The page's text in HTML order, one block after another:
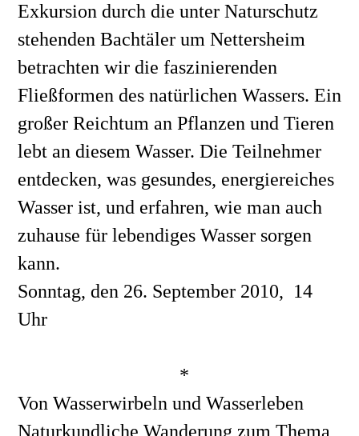
Exkursion durch die unter Naturschutz
stehenden Bachtäler um Nettersheim
betrachten wir die faszinierenden
Fließformen des natürlichen Wassers. Ein
großer Reichtum an Pflanzen und Tieren
lebt an diesem Wasser. Die Teilnehmer
entdecken, was gesundes, energiereiches
Wasser ist, und erfahren, wie man auch
zuhause für lebendiges Wasser sorgen
kann.
Sonntag, den 26. September 2010,  14
Uhr
*
Von Wasserwirbeln und Wasserleben
Naturkundliche Wanderung zum Thema